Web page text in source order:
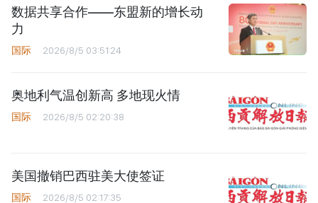
数据共享合作——东盟新的增长动
力
国际 2026/8/5 03:51:24
奥地利气温创新高 多地现火情
国际 2026/8/5 02:20:38
美国撤销巴西驻美大使签证
国际 2026/8/5 02:17:35